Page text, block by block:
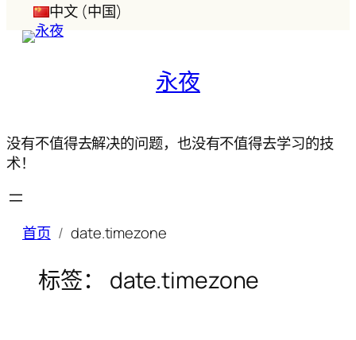
中文 (中国)
永夜
没有不值得去解决的问题，也没有不值得去学习的技
术！
首页 date.timezone
标签： date.timezone